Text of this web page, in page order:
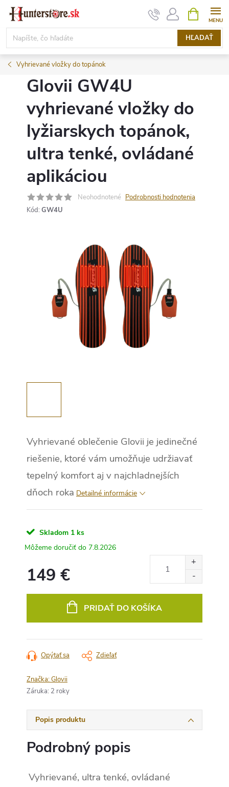
Prejsť
obsah
HĽADAŤ
KOŠÍK
Vyhrievané vložky do topánok
Glovii GW4U
vyhrievané vložky do
lyžiarskych topánok,
ultra tenké, ovládané
aplikáciou
Neohodnotené Podrobnosti hodnotenia
Kód: GW4U
Vyhrievané oblečenie Glovii je jedinečné
riešenie, ktoré vám umožňuje udržiavať
tepelný komfort aj v najchladnejších
dňoch roka Detailné informácie
Skladom 1 ks
7.8.2026
149 €
PRIDAŤ DO KOŠÍKA
Opýtať sa Zdieľať
Značka:Glovii
Záruka: 2 roky
Popis produktu
Podrobný popis
Vyhrievané, ultra tenké, ovládané